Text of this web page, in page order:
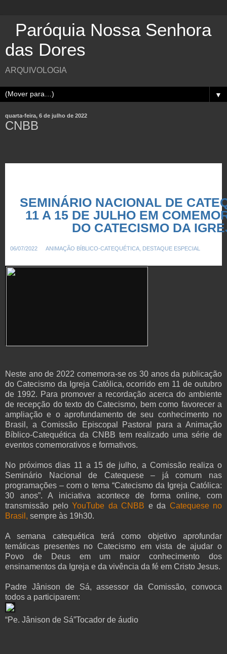
Paróquia Nossa Senhora
das Dores
ARQUIVOLOGIA
▼
quarta-feira, 6 de julho de 2022
CNBB
SEMINÁRIO NACIONAL DE
11 A 15 DE JULHO EM
DO CATECISMO DA
06/07/2022 ANIMAÇÃO BÍBLICO-CATEQUÉTICA DESTAQUE ESPECIAL
Neste ano de 2022 comemora-se os 30 anos da publicação
do Catecismo da Igreja Católica, ocorrido em 11 de outubro
de 1992. Para promover a recordação acerca do ambiente
de recepção do texto do Catecismo, bem como favorecer a
ampliação e o aprofundamento de seu conhecimento no
Brasil, a Comissão Episcopal Pastoral para a Animação
Bíblico-Catequética da CNBB tem realizado uma série de
eventos comemorativos e formativos.
No próximos dias 11 a 15 de julho, a Comissão realiza o
Seminário Nacional de Catequese – já comum nas
programações – com o tema “Catecismo da Igreja Católica:
30 anos”. A iniciativa acontece de forma online, com
transmissão pelo YouTube da CNBB e da Catequese no
Brasil, sempre às 19h30.
A semana catequética terá como objetivo aprofundar
temáticas presentes no Catecismo em vista de ajudar o
Povo de Deus em um maior conhecimento dos
ensinamentos da Igreja e da vivência da fé em Cristo Jesus.
Padre Jânison de Sá, assessor da Comissão, convoca
todos a participarem:
“Pe. Jânison de Sá”Tocador de áudio